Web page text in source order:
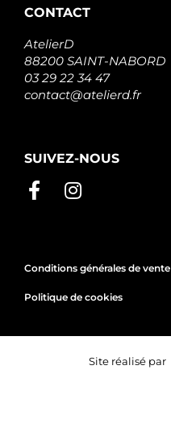
CONTACT
AtelierD
88200 SAINT-NABORD
03 29 22 34 47
contact@atelierd.fr
SUIVEZ-NOUS
Conditions générales de vente
Politique de cookies
Site réalisé par